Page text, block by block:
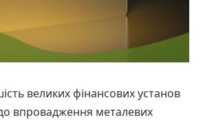
великих фінансових установ
впровадження металевих